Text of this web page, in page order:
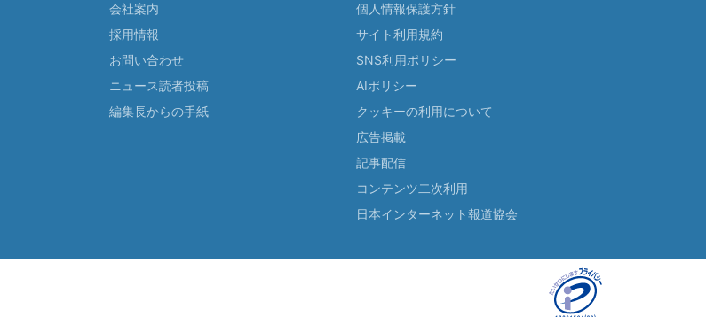
会社案内
採用情報
お問い合わせ
ニュース読者投稿
編集長からの手紙
個人情報保護方針
サイト利用規約
SNS利用ポリシー
AIポリシー
クッキーの利用について
広告掲載
記事配信
コンテンツ二次利用
日本インターネット報道協会